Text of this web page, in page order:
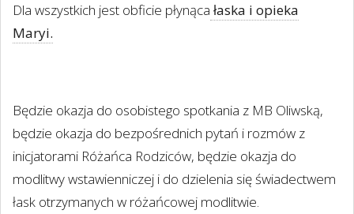
Dla wszystkich jest obficie płynąca łaska i opieka
Maryi.
Będzie okazja do osobistego spotkania z MB Oliwską,
będzie okazja do bezpośrednich pytań i rozmów z
inicjatorami Różańca Rodziców, będzie okazja do
modlitwy wstawienniczej i do dzielenia się świadectwem
łask otrzymanych w różańcowej modlitwie.